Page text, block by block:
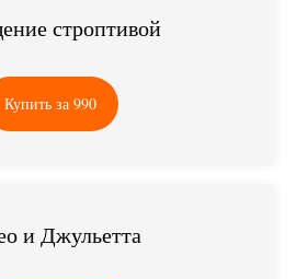
строптивой
Купить за 990
и Джульетта